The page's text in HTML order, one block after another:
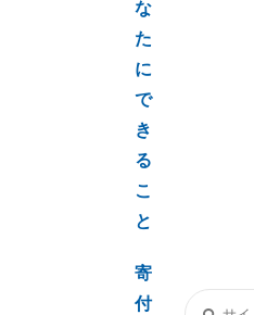
な
た
に
で
き
る
こ
と
寄
付